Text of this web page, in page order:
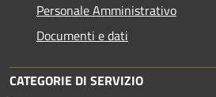
Personale Amministrativo
Documenti e dati
CATEGORIE DI SERVIZIO